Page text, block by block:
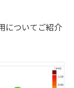
についてご紹介